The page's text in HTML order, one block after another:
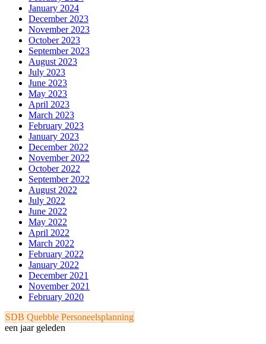
January 2024
December 2023
November 2023
October 2023
September 2023
August 2023
July 2023
June 2023
May 2023
April 2023
March 2023
February 2023
January 2023
December 2022
November 2022
October 2022
September 2022
August 2022
July 2022
June 2022
May 2022
April 2022
March 2022
February 2022
January 2022
December 2021
November 2021
February 2020
SDB Quebble Personeelsplanning
een jaar geleden